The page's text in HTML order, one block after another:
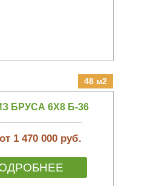
48 м2
БРУСА 6Х8 Б-36
от 1 470 000 руб.